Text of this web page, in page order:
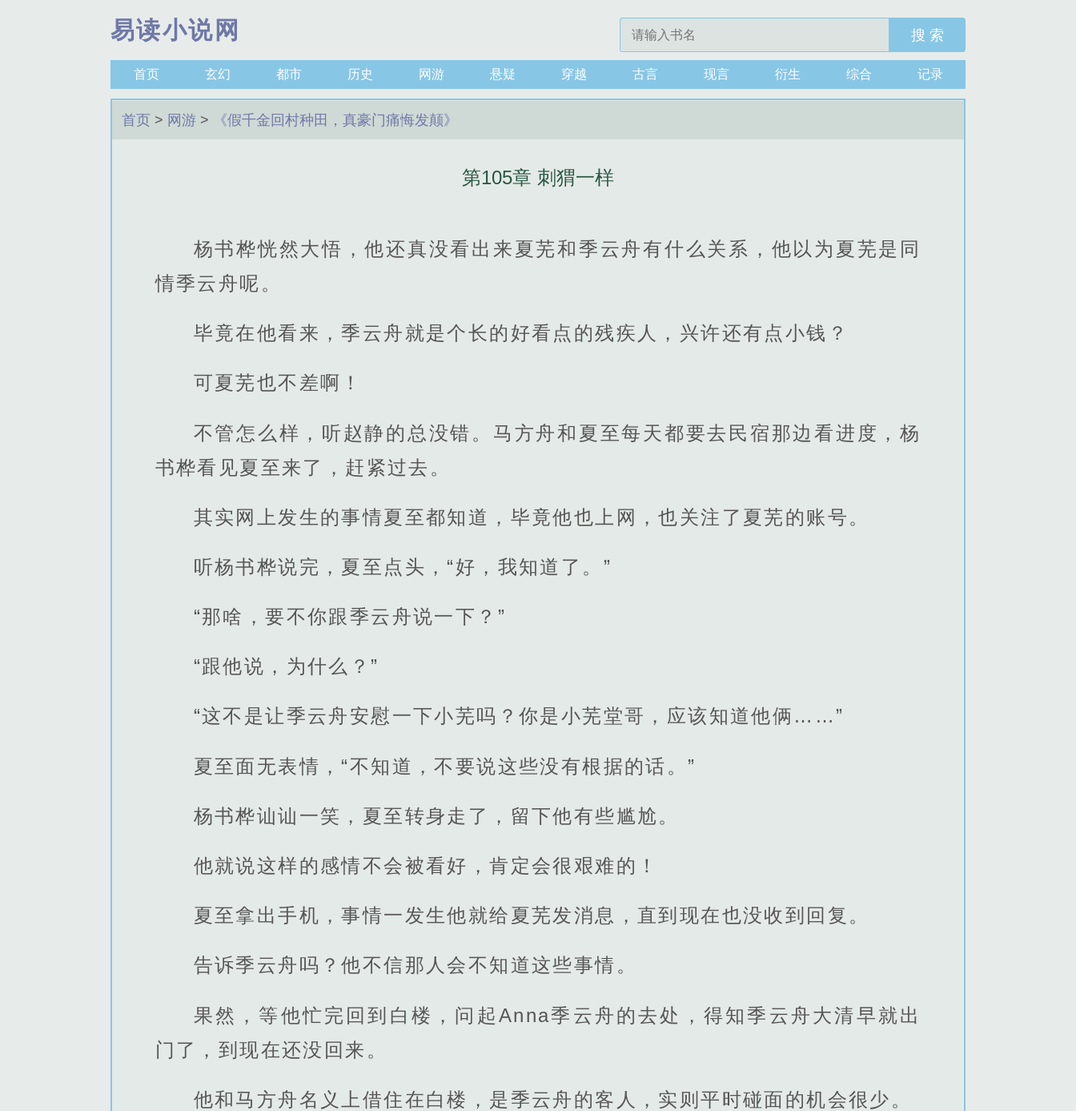
易读小说网 搜 索
首页 玄幻 都市 历史 网游 悬疑 穿越 古言 现言 衍生 综合 记录
首页 > 网游 > 《假千金回村种田，真豪门痛悔发颠》
第105章 刺猬一样
杨书桦恍然大悟，他还真没看出来夏芜和季云舟有什么关系，他以为夏芜是同
情季云舟呢。
毕竟在他看来，季云舟就是个长的好看点的残疾人，兴许还有点小钱？
可夏芜也不差啊！
不管怎么样，听赵静的总没错。马方舟和夏至每天都要去民宿那边看进度，杨
书桦看见夏至来了，赶紧过去。
其实网上发生的事情夏至都知道，毕竟他也上网，也关注了夏芜的账号。
听杨书桦说完，夏至点头，“好，我知道了。”
“那啥，要不你跟季云舟说一下？”
“跟他说，为什么？”
“这不是让季云舟安慰一下小芜吗？你是小芜堂哥，应该知道他俩……”
夏至面无表情，“不知道，不要说这些没有根据的话。”
杨书桦讪讪一笑，夏至转身走了，留下他有些尴尬。
他就说这样的感情不会被看好，肯定会很艰难的！
夏至拿出手机，事情一发生他就给夏芜发消息，直到现在也没收到回复。
告诉季云舟吗？他不信那人会不知道这些事情。
果然，等他忙完回到白楼，问起Anna季云舟的去处，得知季云舟大清早就出
门了，到现在还没回来。
他和马方舟名义上借住在白楼，是季云舟的客人，实则平时碰面的机会很少。